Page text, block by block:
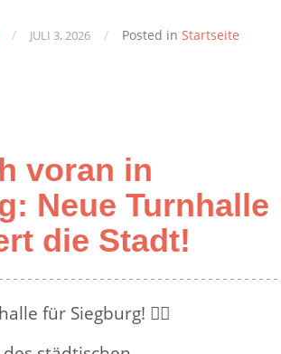
/ JULI 3, 2026 / Posted in Startseite
voran in
Neue Turnhalle
die Stadt!
für Siegburg! 🤸‍♀️